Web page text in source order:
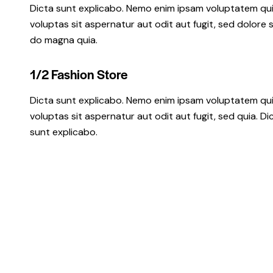
Dicta sunt explicabo. Nemo enim ipsam voluptatem
voluptas sit aspernatur aut odit aut fugit, sed dolore
do magna quia.
1/2 Fashion Store
Dicta sunt explicabo. Nemo enim ipsam voluptatem
voluptas sit aspernatur aut odit aut fugit, sed quia.
sunt explicabo.